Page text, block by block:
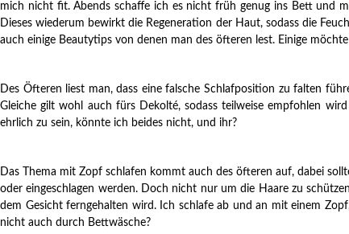
mich nicht fit. Abends schaffe ich es nicht früh genug ins Bett und
Dieses wiederum bewirkt die Regeneration der Haut, sodass die
auch einige Beautytips von denen man des öfteren lest. Einige
Des Öfteren liest man, dass eine falsche Schlafposition zu falten
Gleiche gilt wohl auch fürs Dekolté, sodass teilweise empfohlen
ehrlich zu sein, könnte ich beides nicht, und ihr?
Das Thema mit Zopf schlafen kommt auch des öfteren auf, dabei
oder eingeschlagen werden. Doch nicht nur um die Haare zu
dem Gesicht ferngehalten wird. Ich schlafe ab und an mit einem
nicht auch durch Bettwäsche?